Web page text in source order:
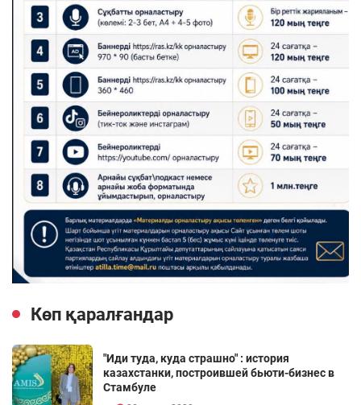
Көп қаралғандар
"Иди туда, куда страшно" : история
казахстанки, построившей бьюти-бизнес в
Стамбуле